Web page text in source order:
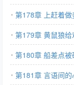
第178章 上赶着
第179章 黄鼠狼
第180章 船差点被
第181章 言语间